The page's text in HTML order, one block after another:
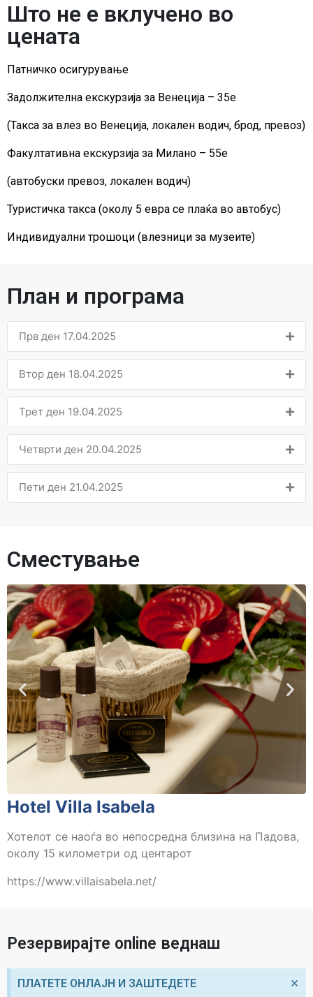
Што не е вклучено во
цената
Патничко осигурување
Задолжителна екскурзија за Венеција – 35е
(Такса за влез во Венеција, локален водич, брод, превоз)
Факултативна екскурзија за Милано – 55е
(автобуски превоз, локален водич)
Туристичка такса (околу 5 евра се плаќа во автобус)
Индивидуални трошоци (влезници за музеите)
План и програма
Прв ден 17.04.2025
Втор ден 18.04.2025
Трет ден 19.04.2025
Четврти ден 20.04.2025
Пети ден 21.04.2025
Сместување
Hotel Villa Isabela
Хотелот се наоѓа во непосредна близина на Падова,
околу 15 километри од центарот
https://www.villaisabela.net/
Резервирајте online веднаш
ПЛАТЕТЕ ОНЛАЈН И ЗАШТЕДЕТЕ ×